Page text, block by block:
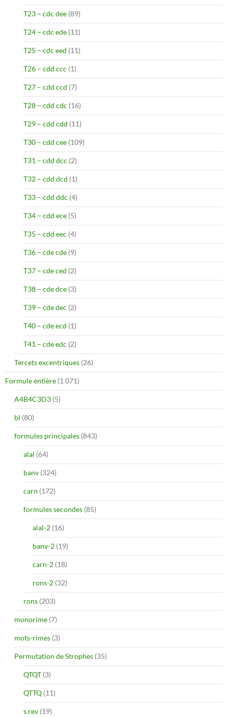
T23 – cdc dee (89)
T24 – cdc ede (11)
T25 – cdc eed (11)
T26 – cdd ccc (1)
T27 – cdd ccd (7)
T28 – cdd cdc (16)
T29 – cdd cdd (11)
T30 – cdd cee (109)
T31 – cdd dcc (2)
T32 – cdd dcd (1)
T33 – cdd ddc (4)
T34 – cdd ece (5)
T35 – cdd eec (4)
T36 – cde cde (9)
T37 – cde ced (2)
T38 – cde dce (3)
T39 – cde dec (2)
T40 – cde ecd (1)
T41 – cde edc (2)
Tercets excentriques (26)
Formule entière (1 071)
A4B4C3D3 (5)
bl (80)
formules principales (843)
alal (64)
banv (324)
carn (172)
formules secondes (85)
alal-2 (16)
banv-2 (19)
carn-2 (18)
rons-2 (32)
rons (203)
monorime (7)
mots-rimes (3)
Permutation de Strophes (35)
QTQT (3)
QTTQ (11)
s.rev (19)